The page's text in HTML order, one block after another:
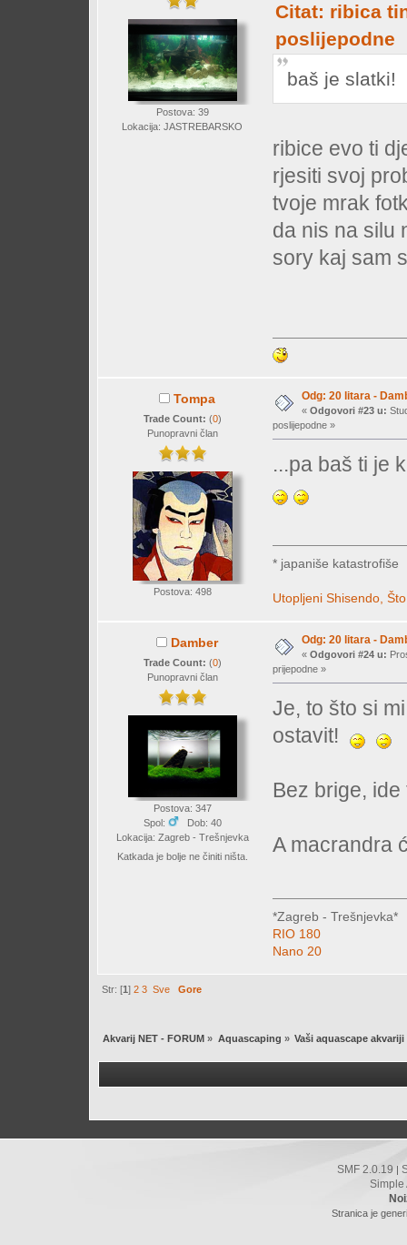
Postova: 39
Lokacija: JASTREBARSKO
Citat: ribica
poslijepodne
baš je slatki!
ribice evo ti
rjesiti svoj
tvoje mrak
da nis na silu
sory kaj sam
Tompa
Trade Count: (0)
Punopravni član
Postova: 498
Odg: 20 litara -
« Odgovori #23 u:
poslijepodne »
...pa baš ti je
* japaniše katastrofiše
Utopljeni Shisendo,
Damber
Trade Count: (0)
Punopravni član
Postova: 347
Spol:
Dob: 40
Lokacija: Zagreb - Trešnjevka
Katkada je bolje ne činiti ništa.
Odg: 20 litara -
« Odgovori #24 u:
prijepodne »
Je, to što si
ostavit!
Bez brige,
A macrandra
*Zagreb - Trešnjevka*
RIO 180
Nano 20
Str: [1]2 3 Sve Gore
Akvarij NET - FORUM » Aquascaping » Vaši aquascape akvariji
SMF 2.0.19 |
Simple
Stranica je